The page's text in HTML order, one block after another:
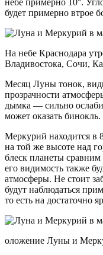
небе примерно 10°.
будет примерно втрое
На небе Краснодара
Владивостока, Сочи,
Месяц Луны тонок,
прозрачности
дымка — сильно
может оказать бинокль.
Меркурий находится в
на той же высоте над
блеск планеты сравним
его видимость также
атмосферы. Не стоит
будут наблюдаться
то есть на достаточно
оложение Луны и